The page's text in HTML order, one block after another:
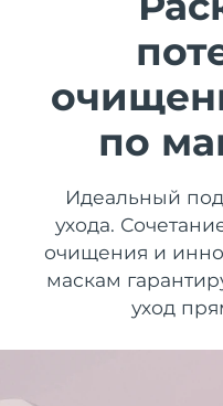
по
Идеальный
ухода.
очищения и
маскам
уход
FAQ™ Dual LED
предложения
Великобритания
Испания
Австралия
Франция